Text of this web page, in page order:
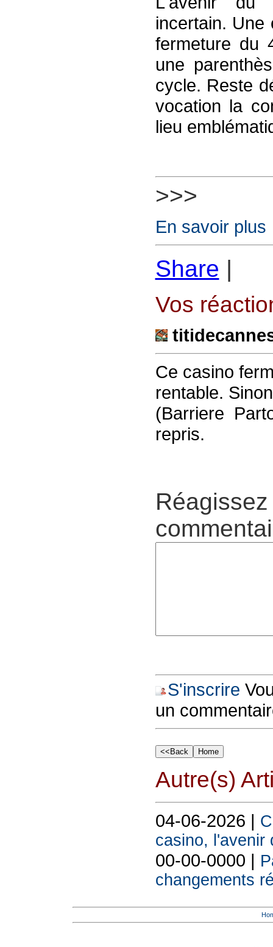
incertain.
fermeture du
une
cycle. Reste
vocation la
lieu
>>>
En savoir plus
Share |
Vos
Ce casino
rentable.
(Barriere
repris.
S'inscrire
un
Autre(s)
04-06-2026 |
casino, l'avenir
00-00-0000 |
changements